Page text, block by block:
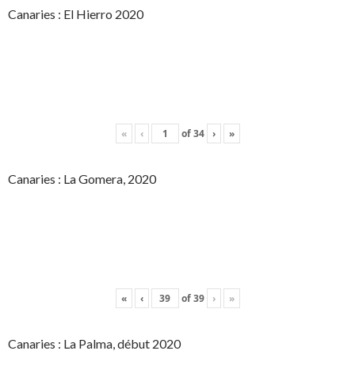
Canaries : El Hierro 2020
« ‹ of34 › »
Canaries : La Gomera, 2020
« ‹ of39 › »
Canaries : La Palma, début 2020